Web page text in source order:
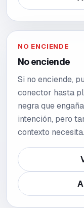
NO ENCIENDE
No enciende
Si no enciende,
conector hasta
negra que
intención, pero
contexto necesita.